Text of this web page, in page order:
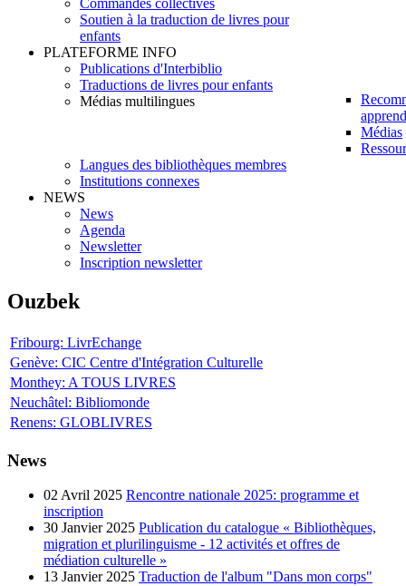
Commandes collectives
Soutien à la traduction de livres pour
enfants
PLATEFORME INFO
Publications d'Interbiblio
Traductions de livres pour enfants
Médias multilingues
Médias
Langues des bibliothèques membres
Institutions connexes
NEWS
News
Agenda
Newsletter
Inscription newsletter
Ouzbek
Fribourg: LivrEchange
Genève: CIC Centre d'Intégration Culturelle
Monthey: A TOUS LIVRES
Neuchâtel: Bibliomonde
Renens: GLOBLIVRES
News
02 Avril 2025 Rencontre nationale 2025: programme et
inscription
30 Janvier 2025 Publication du catalogue « Bibliothèques,
migration et plurilinguisme - 12 activités et offres de
médiation culturelle »
13 Janvier 2025 Traduction de l'album "Dans mon corps"